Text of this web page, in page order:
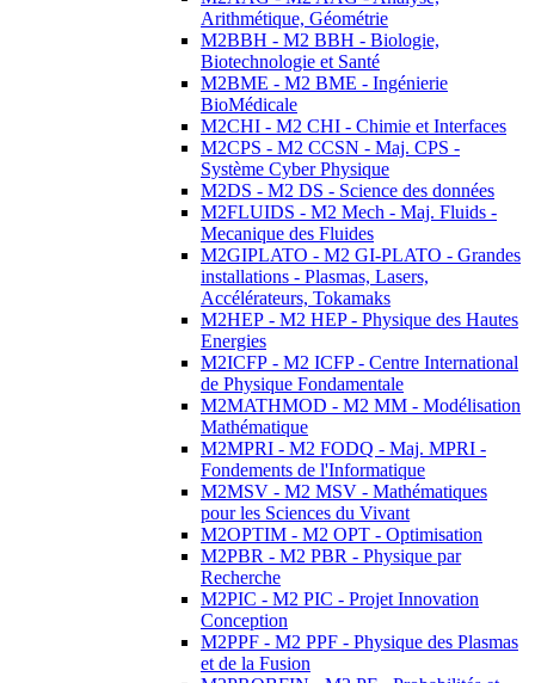
Arithmétique, Géométrie
M2BBH - M2 BBH - Biologie,
Biotechnologie et Santé
M2BME - M2 BME - Ingénierie
BioMédicale
M2CHI - M2 CHI - Chimie et Interfaces
M2CPS - M2 CCSN - Maj. CPS -
Système Cyber Physique
M2DS - M2 DS - Science des données
M2FLUIDS - M2 Mech - Maj. Fluids -
Mecanique des Fluides
M2GIPLATO - M2 GI-PLATO - Grandes
installations - Plasmas, Lasers,
Accélérateurs, Tokamaks
M2HEP - M2 HEP - Physique des Hautes
Energies
M2ICFP - M2 ICFP - Centre International
de Physique Fondamentale
M2MATHMOD - M2 MM - Modélisation
Mathématique
M2MPRI - M2 FODQ - Maj. MPRI -
Fondements de l'Informatique
M2MSV - M2 MSV - Mathématiques
pour les Sciences du Vivant
M2OPTIM - M2 OPT - Optimisation
M2PBR - M2 PBR - Physique par
Recherche
M2PIC - M2 PIC - Projet Innovation
Conception
M2PPF - M2 PPF - Physique des Plasmas
et de la Fusion